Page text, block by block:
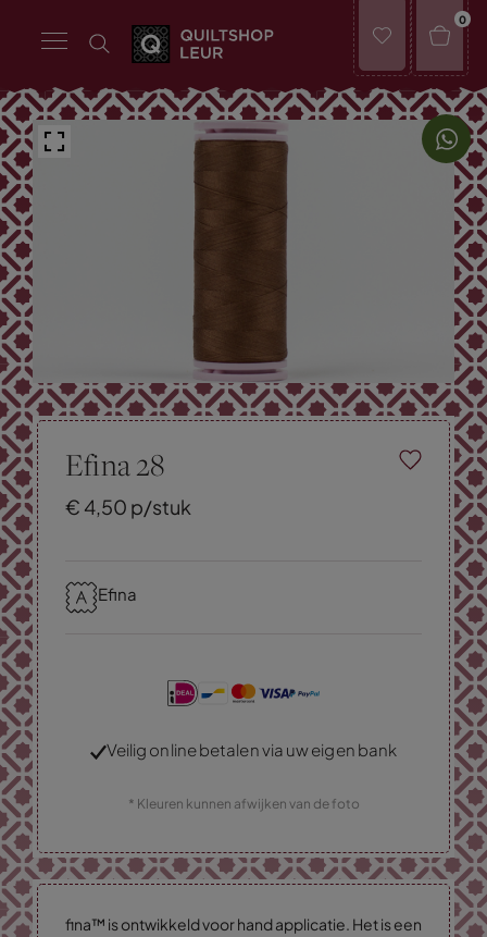
0
Efina 28
€ 4,50 p/stuk
Efina
Veilig online betalen via uw eigen bank
* Kleuren kunnen afwijken van de foto
fina™ is ontwikkeld voor hand applicatie. Het is een